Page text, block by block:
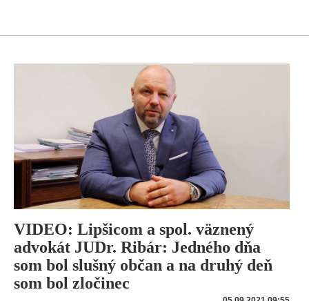
VIDEO: Lipšicom a spol. väznený
advokát JUDr. Ribár: Jedného dňa
som bol slušný občan a na druhý deň
som bol zločinec